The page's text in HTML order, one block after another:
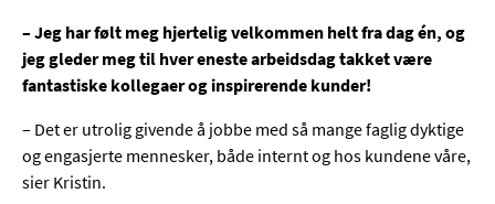
– Jeg har følt meg hjertelig velkommen helt fra dag én, og
jeg gleder meg til hver eneste arbeidsdag takket være
fantastiske kollegaer og inspirerende kunder!
– Det er utrolig givende å jobbe med så mange faglig dyktige
og engasjerte mennesker, både internt og hos kundene våre,
sier Kristin.